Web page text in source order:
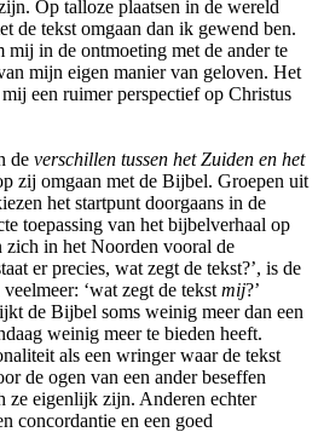
Op talloze plaatsen in de wereld
de tekst omgaan dan ik gewend ben.
in de ontmoeting met de ander te
mijn eigen manier van geloven. Het
een ruimer perspectief op Christus
de verschillen tussen het Zuiden en het
zij omgaan met de Bijbel. Groepen uit
het startpunt doorgaans in de
toepassing van het bijbelverhaal op
in het Noorden vooral de
er precies, wat zegt de tekst?’, is de
‘wat zegt de tekst mij?’
de Bijbel soms weinig meer dan een
weinig meer te bieden heeft.
als een wringer waar de tekst
de ogen van een ander beseffen
ze eigenlijk zijn. Anderen echter
concordantie en een goed